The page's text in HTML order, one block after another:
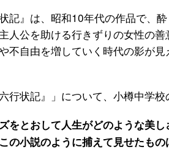
記』は、昭和10年代の作品で、
人公を助ける行きずりの女性の
不自由を増していく時代の影が
行状記』」について、小樽中学校
ズをとおして人生がどのような美
の小説のように捕えて見せたもの